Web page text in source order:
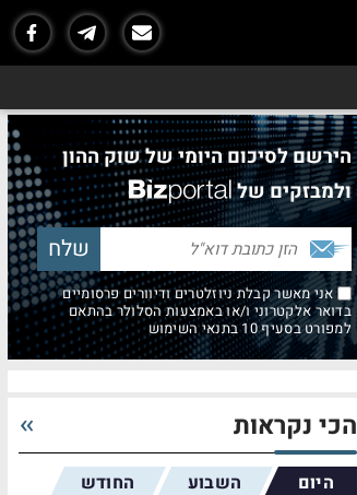
הירשם לסיכום היומי של שוק ההון
ולמבזקים של
אני מאשר קבלת ניוזלטרים ודיוורים פרסומיים
בדואר אלקטרוני ו/או באמצעות הסלולר בהתאם
למפורט בסעיף 10 בתנאי השימוש
הכי נקראות
היום השבוע החודש